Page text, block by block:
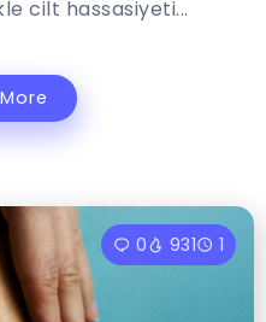
cilt hassasiyeti...
0 931 1